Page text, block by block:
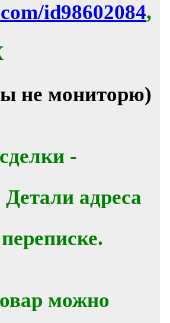
id98602084,
не мониторю)
-
адреса
можно